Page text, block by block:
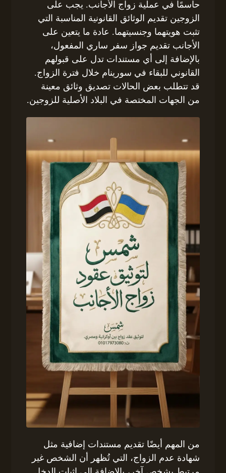
حاسمًا في عملية زواج الأجانب. يجب على
الزوجين تقديم الوثائق القانونية المناسبة التي
تثبت هويتهما وجنسيتهما. عادة ما يتعين على
الأجانب تقديم جواز سفر ساري المفعول،
بالإضافة إلى أي مستندات تدل على قبولهم
القانوني للبقاء في سورينام خلال فترة الزواج.
قد تتطلب بعض الحالات تصديق وثائق معينة
من الجهات المختصة في البلاد الأصلية للزوجين.
من المهم أيضًا تقديم مستندات إضافية مثل
شهادة عدم الزواج، التي تُظهر أن الشخص غير